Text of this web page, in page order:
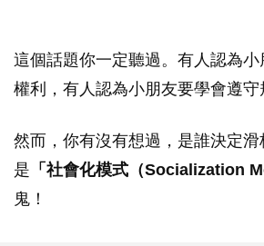
這個話題你一定聽過。有人認為
權利，有人認為小朋友要學會遵守
然而，你有沒有想過，是誰決定
是 「社會化模式（Socialization
鬼！